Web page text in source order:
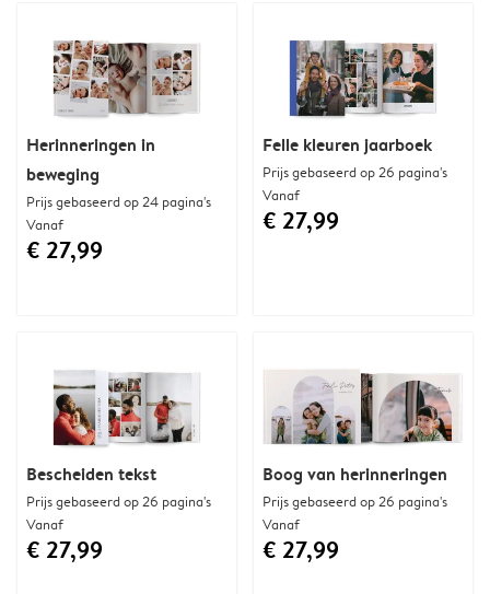
Bescheiden tekst
Prijs gebaseerd op 26 pagina's
Vanaf
€ 27,99
Herinneringen in
beweging
Prijs gebaseerd op 24 pagina's
Vanaf
€ 27,99
Felle kleuren jaarboek
Prijs gebaseerd op 26 pagina's
Vanaf
€ 27,99
Boog van herinneringen
Prijs gebaseerd op 26 pagina's
Vanaf
€ 27,99